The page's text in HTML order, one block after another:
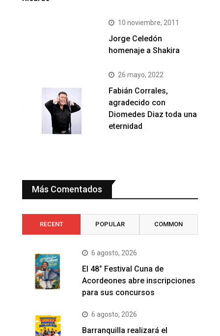
10 noviembre, 2011
Jorge Celedón
homenaje a Shakira
26 mayo, 2022
Fabián Corrales,
agradecido con
Diomedes Diaz toda una
eternidad
Más Comentados
RECENT POPULAR COMMON
6 agosto, 2026
El 48° Festival Cuna de
Acordeones abre inscripciones
para sus concursos
6 agosto, 2026
Barranquilla realizará el